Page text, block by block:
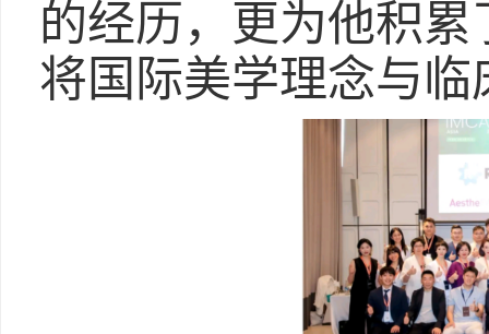
的经历，更为他积
将国际美学理念与